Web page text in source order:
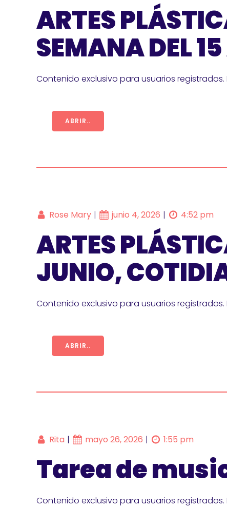
ARTES
SEMANA DEL
Contenido exclusivo para usuarios
ABRIR..
Rose Mary | junio 4, 2026 | 4:52 pm
ARTES
JUNIO,
Contenido exclusivo para usuarios
ABRIR..
Rita | mayo 26, 2026 | 1:55 pm
Tarea de
Contenido exclusivo para usuarios